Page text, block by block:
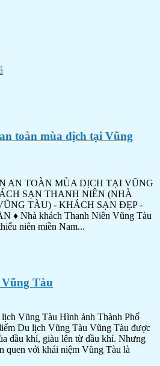
toàn mùa dịch tại Vũng
AN TOÀN MÙA DỊCH TẠI VŨNG
SẠN THANH NIÊN (NHÀ
TÀU) - KHÁCH SẠN ĐẸP -
♦ Nhà khách Thanh Niên Vũng Tàu
niên miền Nam...
Tàu
Vũng Tàu Hình ảnh Thành Phố
Du lịch Vũng Tàu Vũng Tàu được
dầu khí, giàu lên từ dầu khí. Nhưng
quen với khái niệm Vũng Tàu là